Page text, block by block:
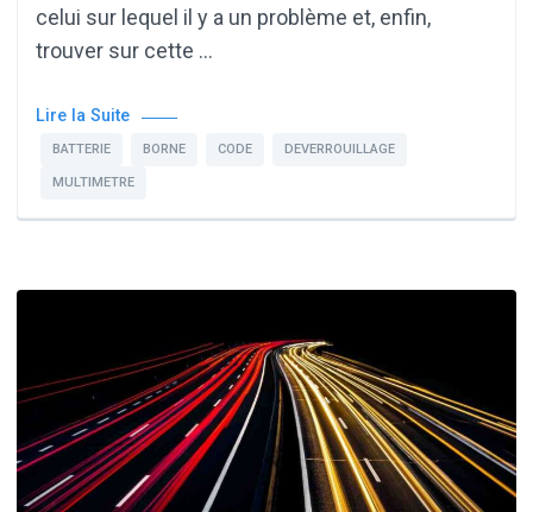
celui sur lequel il y a un problème et, enfin,
trouver sur cette …
Lire la Suite
BATTERIE BORNE CODE DEVERROUILLAGE
MULTIMETRE